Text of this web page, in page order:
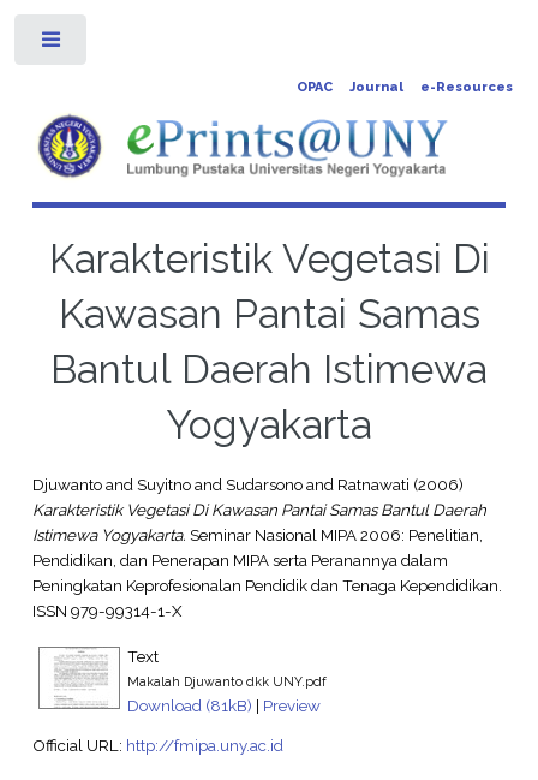
OPAC Journal e-Resources
Karakteristik Vegetasi Di
Kawasan Pantai Samas
Bantul Daerah Istimewa
Yogyakarta
DjuwantoandSuyitnoandSudarsonoand Ratnawati (2006)
Karakteristik Vegetasi Di Kawasan Pantai Samas Bantul Daerah
Istimewa Yogyakarta. Seminar Nasional MIPA 2006: Penelitian,
Pendidikan, dan Penerapan MIPA serta Peranannya dalam
Peningkatan Keprofesionalan Pendidik dan Tenaga Kependidikan.
ISSN 979-99314-1-X
Text
Makalah Djuwanto dkk UNY.pdf
Download (81kB) | Preview
Official URL: http://fmipa.uny.ac.id